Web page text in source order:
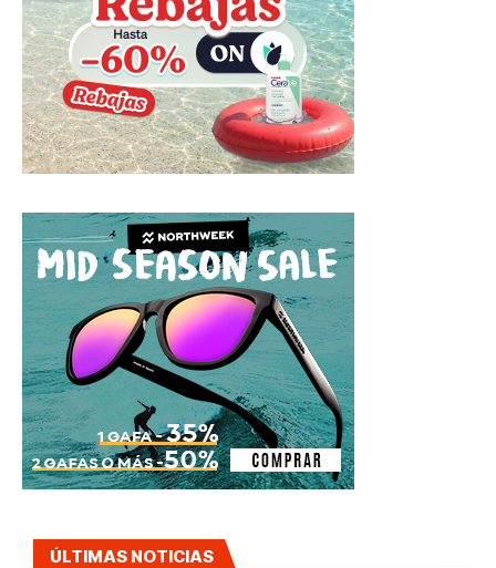
ÚLTIMAS NOTICIAS